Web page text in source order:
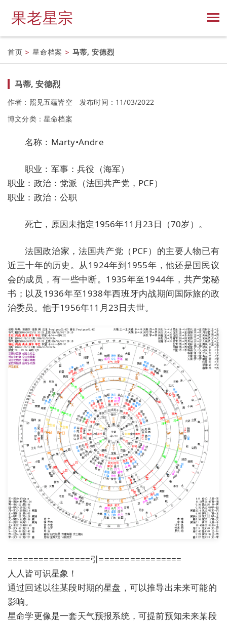
果老星宗
首页 > 星命档案 > 马蒂, 安德烈
马蒂, 安德烈
作者：照见五蕴皆空
发布时间：11/03/2022
博文分类： 星命档案
名称：Marty•Andre
职业：军事：兵役（海军）
职业：政治：党派（法国共产党，PCF）
职业：政治：公职
死亡，原因未指定1956年11月23日（70岁）。
法国政治家，法国共产党（PCF）的主要人物已有
近三十年的历史。从1924年到1955年，他还是国民议
会的成员，有一些中断。1935年至1944年，共产党秘
书；以及1936年至1938年西班牙内战期间国际旅的政
治委员。他于1956年11月23日去世。
================引================
人人皆可识星象！
通过回述以往某段时期的星盘，可以推导出未来可能的
影响。
星命学更像是一套天气预报系统，可提前预知未来某段